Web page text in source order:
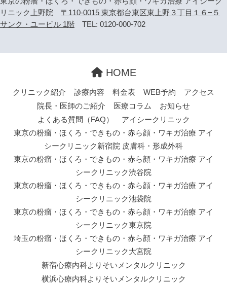
リニック上野院 〒110-0015 東京都台東区東上野３丁目１６−５
サンク・ユービル 1階 TEL: 0120-000-702
HOME
クリニック紹介 診療内容 料金表 WEB予約
アクセス
院長・医師のご紹介
医療コラム
お知らせ
よくある質問（FAQ）
アイシークリニック
東京の粉瘤・ほくろ・できもの・赤ら顔・ワキガ治療 アイ
シークリニック新宿院 皮膚科・形成外科
東京の粉瘤・ほくろ・できもの・赤ら顔・ワキガ治療 アイ
シークリニック渋谷院
東京の粉瘤・ほくろ・できもの・赤ら顔・ワキガ治療 アイ
シークリニック池袋院
東京の粉瘤・ほくろ・できもの・赤ら顔・ワキガ治療 アイ
シークリニック東京院
埼玉の粉瘤・ほくろ・できもの・赤ら顔・ワキガ治療 アイ
シークリニック大宮院
新宿心療内科よりそいメンタルクリニック
横浜心療内科よりそいメンタルクリニック